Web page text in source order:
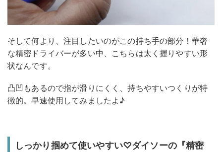
そして何より、注目したいのがこの持ち手の部分！華奢
な精密ドライバーが多い中、こちらは太く握りやすい形
状なんです。
凸凹もあるので指が滑りにくく、持ちやすいつくりが特
徴的。早速使用してみましたよ♪
しっかり掴めて使いやすい♡ダイソーの『精密